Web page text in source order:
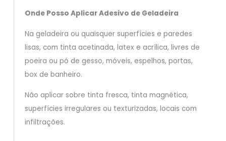
Onde Posso Aplicar Adesivo de Geladeira
Na geladeira ou quaisquer superfícies e paredes
lisas, com tinta acetinada, latex e acrílica, livres de
poeira ou pó de gesso, móveis, espelhos, portas,
box de banheiro.
Não aplicar sobre tinta fresca, tinta magnética,
superfícies irregulares ou texturizadas, locais com
infiltrações.